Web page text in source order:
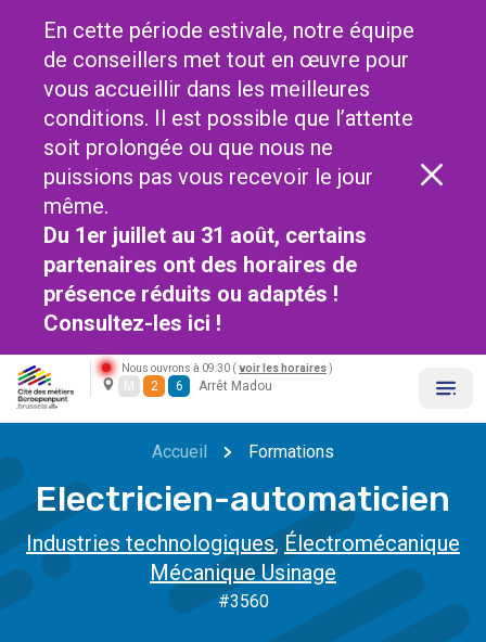
En cette période estivale, notre équipe
de conseillers met tout en œuvre pour
vous accueillir dans les meilleures
conditions. Il est possible que l’attente
soit prolongée ou que nous ne
puissions pas vous recevoir le jour
même.
Du 1er juillet au 31 août, certains
partenaires ont des horaires de
présence réduits ou adaptés !
Consultez-les ici !
Nous ouvrons à 09:30 ( voir les horaires )
M 2 6 Arrêt Madou
Accueil Formations
Electricien-automaticien
Industries technologiques, Électromécanique
Mécanique Usinage
#3560